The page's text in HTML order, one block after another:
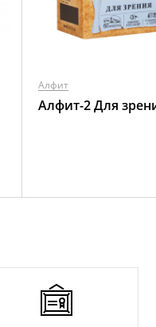
Алфит
Алфит-2 Для